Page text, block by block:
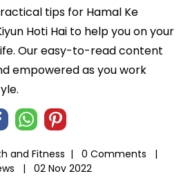
tips for Hamal Ke
Hoti Hai to help you on your
Our easy-to-read content
empowered as you work
and Fitness |
0 Comments |
|
02 Nov 2022